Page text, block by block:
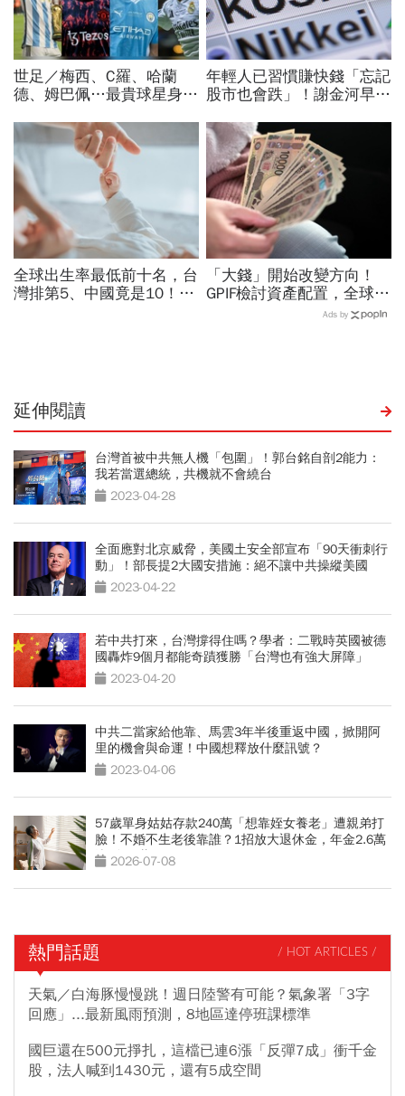
世足／梅西、C羅、哈蘭
德、姆巴佩…最貴球星身價
國560億是墊底球隊77倍
年輕人已習慣賺快錢「忘記
股市也會跌」！謝金河早一
出事：根本把投資人丟火坑
全球出生率最低前十名，台
灣排第5、中國竟是10！亞
「大錢」開始改變方向！
GPIF檢討資產配置，全球資
金流向恐迎重大變局
Ads by
延伸閱讀
台灣首被中共無人機「包圍」！郭台銘自剖2能力：
我若當選總統，共機就不會繞台
2023-04-28
全面應對北京威脅，美國土安全部宣布「90天衝刺行
動」！部長提2大國安措施：絕不讓中共操縱美國
2023-04-22
若中共打來，台灣撐得住嗎？學者：二戰時英國被德
國轟炸9個月都能奇蹟獲勝「台灣也有強大屏障」
2023-04-20
中共二當家給他靠、馬雲3年半後重返中國，掀開阿
里的機會與命運！中國想釋放什麼訊號？
2023-04-06
57歲單身姑姑存款240萬「想靠姪女養老」遭親弟打
臉！不婚不生老後靠誰？1招放大退休金，年金2.6萬
滾到3.7萬
2026-07-08
熱門話題 / HOT ARTICLES /
天氣／白海豚慢慢跳！週日陸警有可能？氣象署「3字
回應」...最新風雨預測，8地區達停班課標準
國巨還在500元掙扎，這檔已連6漲「反彈7成」衝千金
股，法人喊到1430元，還有5成空間